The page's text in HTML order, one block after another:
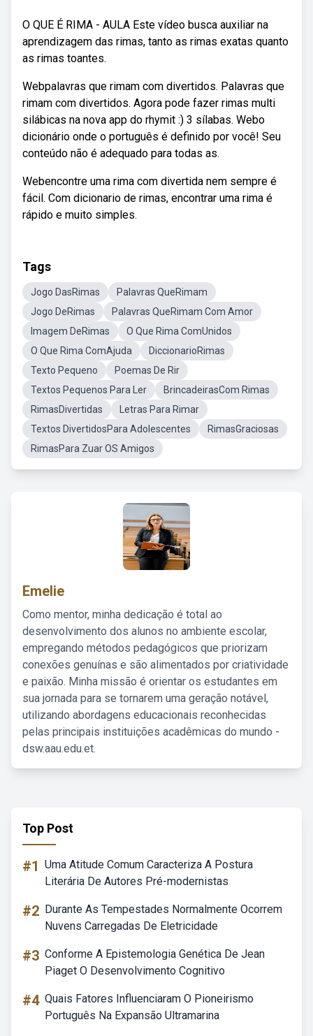
O QUE É RIMA - AULA Este vídeo busca auxiliar na
aprendizagem das rimas, tanto as rimas exatas quanto
as rimas toantes.
Webpalavras que rimam com divertidos. Palavras que
rimam com divertidos. Agora pode fazer rimas multi
silábicas na nova app do rhymit :) 3 sílabas. Webo
dicionário onde o português é definido por você! Seu
conteúdo não é adequado para todas as.
Webencontre uma rima com divertida nem sempre é
fácil. Com dicionario de rimas, encontrar uma rima é
rápido e muito simples.
Tags
Jogo DasRimas
Palavras QueRimam
Jogo DeRimas
Palavras QueRimam Com Amor
Imagem DeRimas
O Que Rima ComUnidos
O Que Rima ComAjuda
DiccionarioRimas
Texto Pequeno
Poemas De Rir
Textos Pequenos Para Ler
BrincadeirasCom Rimas
RimasDivertidas
Letras Para Rimar
Textos DivertidosPara Adolescentes
RimasGraciosas
RimasPara Zuar OS Amigos
Emelie
Como mentor, minha dedicação é total ao
desenvolvimento dos alunos no ambiente escolar,
empregando métodos pedagógicos que priorizam
conexões genuínas e são alimentados por criatividade
e paixão. Minha missão é orientar os estudantes em
sua jornada para se tornarem uma geração notável,
utilizando abordagens educacionais reconhecidas
pelas principais instituições acadêmicas do mundo -
dsw.aau.edu.et.
Top Post
#1 Uma Atitude Comum Caracteriza A Postura
Literária De Autores Pré-modernistas
#2 Durante As Tempestades Normalmente Ocorrem
Nuvens Carregadas De Eletricidade
#3 Conforme A Epistemologia Genética De Jean
Piaget O Desenvolvimento Cognitivo
#4 Quais Fatores Influenciaram O Pioneirismo
Português Na Expansão Ultramarina